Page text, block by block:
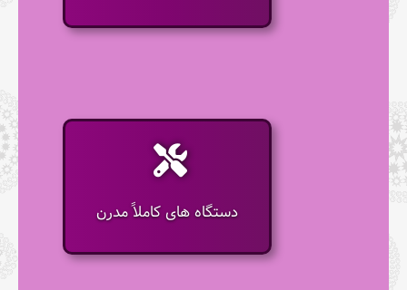
دستگاه های کاملاً مدرن